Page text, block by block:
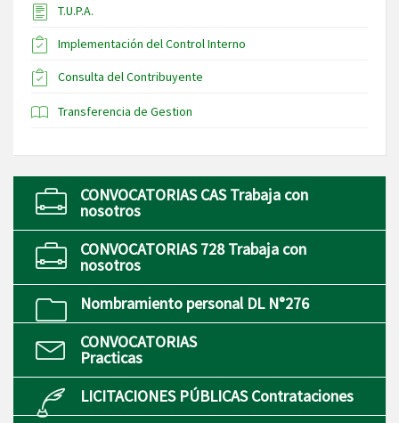
T.U.P.A.
Implementación del Control Interno
Consulta del Contribuyente
Transferencia de Gestion
CONVOCATORIAS CAS Trabaja con
nosotros
CONVOCATORIAS 728 Trabaja con
nosotros
Nombramiento personal DL N°276
CONVOCATORIAS
Practicas
LICITACIONES PÚBLICAS Contrataciones